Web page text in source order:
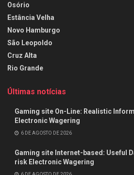
Osório
Estância Velha
Novo Hamburgo
São Leopoldo
Cruz Alta
Rio Grande
Últimas notícias
Gaming site On-Line: Realistic
Electronic Wagering
6 DE AGOSTO DE 2026
Gaming site Internet-based: Useful
risk Electronic Wagering